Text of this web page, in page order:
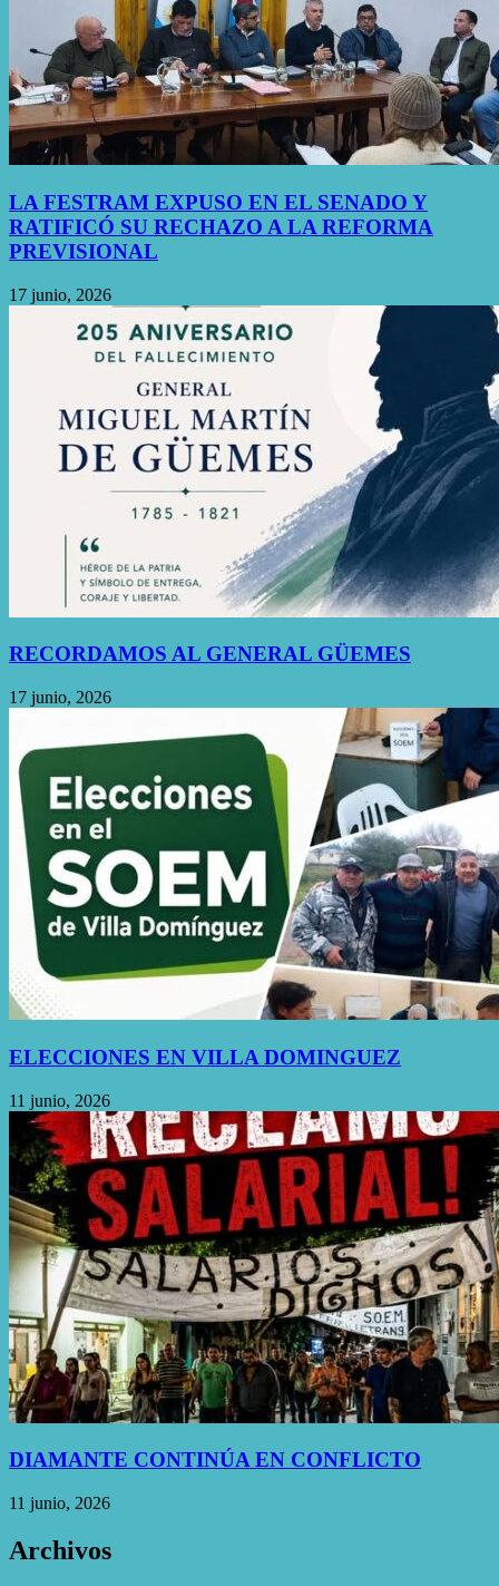
LA FESTRAM EXPUSO EN EL SENADO Y
RATIFICÓ SU RECHAZO A LA REFORMA
PREVISIONAL
17 junio, 2026
RECORDAMOS AL GENERAL GÜEMES
17 junio, 2026
ELECCIONES EN VILLA DOMINGUEZ
11 junio, 2026
DIAMANTE CONTINÚA EN CONFLICTO
11 junio, 2026
Archivos